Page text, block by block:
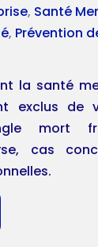
, Santé
, Prévention
la santé
exclus de
mort
cas